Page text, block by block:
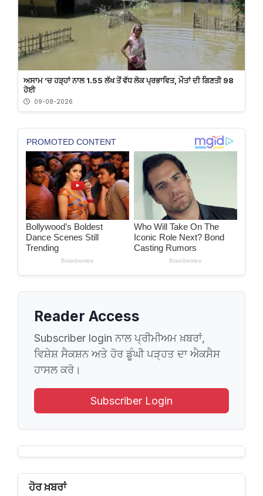
ਅਸਾਮ ’ਚ ਹੜ੍ਹਾਂ ਨਾਲ 1.55 ਲੱਖ ਤੋਂ ਵੱਧ ਲੋਕ ਪ੍ਰਭਾਵਿਤ, ਮੌਤਾਂ ਦੀ ਗਿਣਤੀ 98
ਹੋਈ
09-08-2026
Reader Access
Subscriber login ਨਾਲ ਪ੍ਰੀਮੀਅਮ ਖ਼ਬਰਾਂ,
ਵਿਸ਼ੇਸ਼ ਸੈਕਸ਼ਨ ਅਤੇ ਹੋਰ ਡੂੰਘੀ ਪੜ੍ਹਤ ਦਾ ਐਕਸੈਸ
ਹਾਸਲ ਕਰੋ।
Subscriber Login
ਹੋਰ ਖ਼ਬਰਾਂ